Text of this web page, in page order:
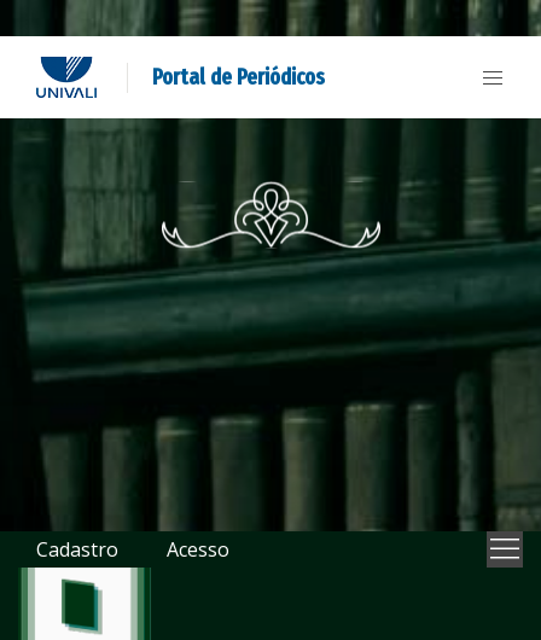
Portal de Periódicos
Cadastro Acesso